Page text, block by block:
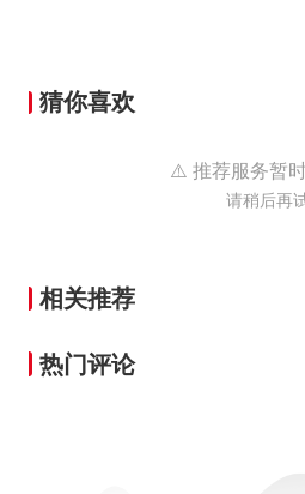
猜你喜欢
⚠️ 推荐服务暂
请稍后再
相关推荐
热门评论